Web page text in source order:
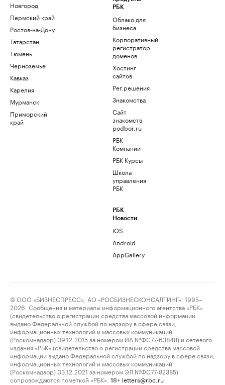
Новгород
Пермский край
Ростов-на-Дону
Татарстан
Тюмень
Черноземье
Кавказ
Карелия
Мурманск
Приморский
край
РБК
Облако для
бизнеса
Корпоративный
регистратор
доменов
Хостинг
сайтов
Рег.решения
Знакомства
Сайт
знакомств
podbor.ru
РБК
Компании
РБК Курсы
Школа
управления
РБК
РБК
Новости
iOS
Android
AppGallery
© ООО «БИЗНЕСПРЕСС», АО «РОСБИЗНЕСКОНСАЛТИНГ», 1995–
2026. Сообщения и материалы информационного агентства «РБК»
(свидетельство о регистрации средства массовой информации
выдано Федеральной службой по надзору в сфере связи,
информационных технологий и массовых коммуникаций
(Роскомнадзор) 09.12.2015 за номером ИА №ФС77-63848) и сетевого
издания «РБК» (свидетельство о регистрации средства массовой
информации выдано Федеральной службой по надзору в сфере связи,
информационных технологий и массовых коммуникаций
(Роскомнадзор) 03.12.2021 за номером ЭЛ №ФС77-82385)
сопровождаются пометкой «РБК».
18+ letters@rbc.ru